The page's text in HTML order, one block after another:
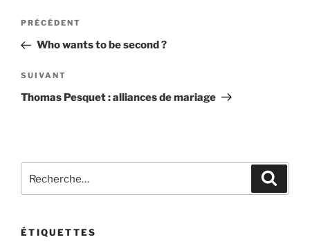
Navigation
l’article
Article
précédent
PRÉCÉDENT
Who wants to be second ?
Article
suivant
SUIVANT
Thomas Pesquet : alliances de mariage
pour
ÉTIQUETTES